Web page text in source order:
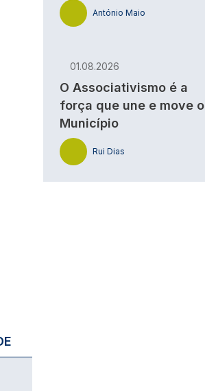
António Maio
01.08.2026
O Associativismo é a
força que une e move o
Município
Rui Dias